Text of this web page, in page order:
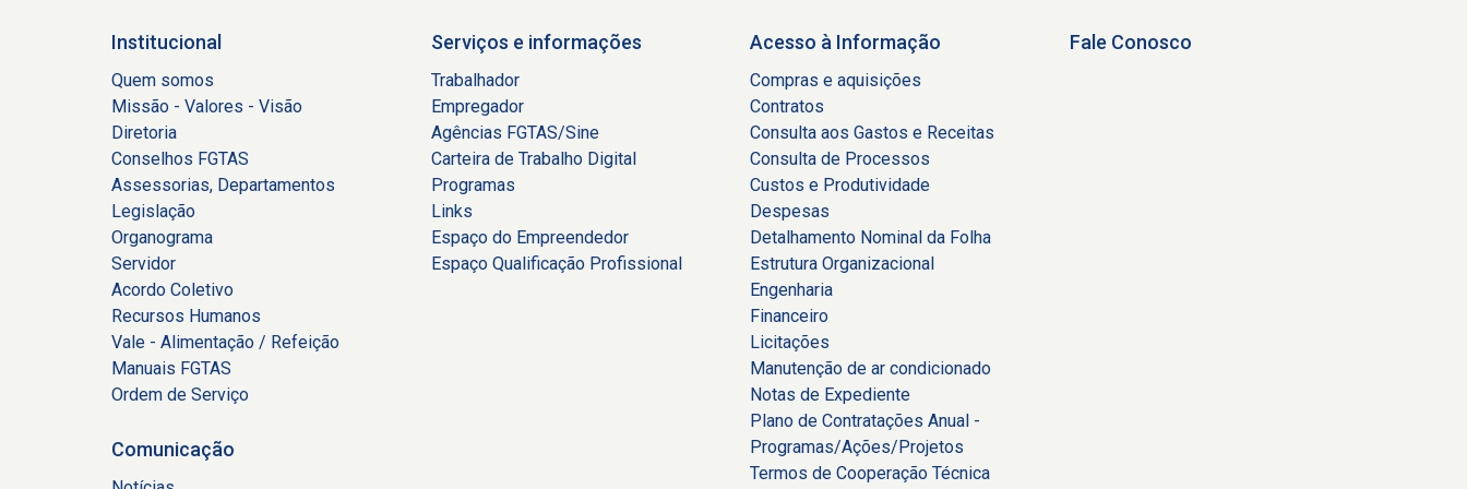
Institucional
Quem somos
Missão - Valores - Visão
Diretoria
Conselhos FGTAS
Assessorias, Departamentos
Legislação
Organograma
Servidor
Acordo Coletivo
Recursos Humanos
Vale - Alimentação / Refeição
Manuais FGTAS
Ordem de Serviço
Comunicação
Serviços e informações
Trabalhador
Empregador
Agências FGTAS/Sine
Carteira de Trabalho Digital
Programas
Links
Espaço do Empreendedor
Espaço Qualificação Profissional
Acesso à Informação
Compras e aquisições
Contratos
Consulta aos Gastos e Receitas
Consulta de Processos
Custos e Produtividade
Despesas
Detalhamento Nominal da Folha
Estrutura Organizacional
Engenharia
Financeiro
Licitações
Manutenção de ar condicionado
Notas de Expediente
Plano de Contratações Anual -
Programas/Ações/Projetos
Termos de Cooperação Técnica
Fale Conosco